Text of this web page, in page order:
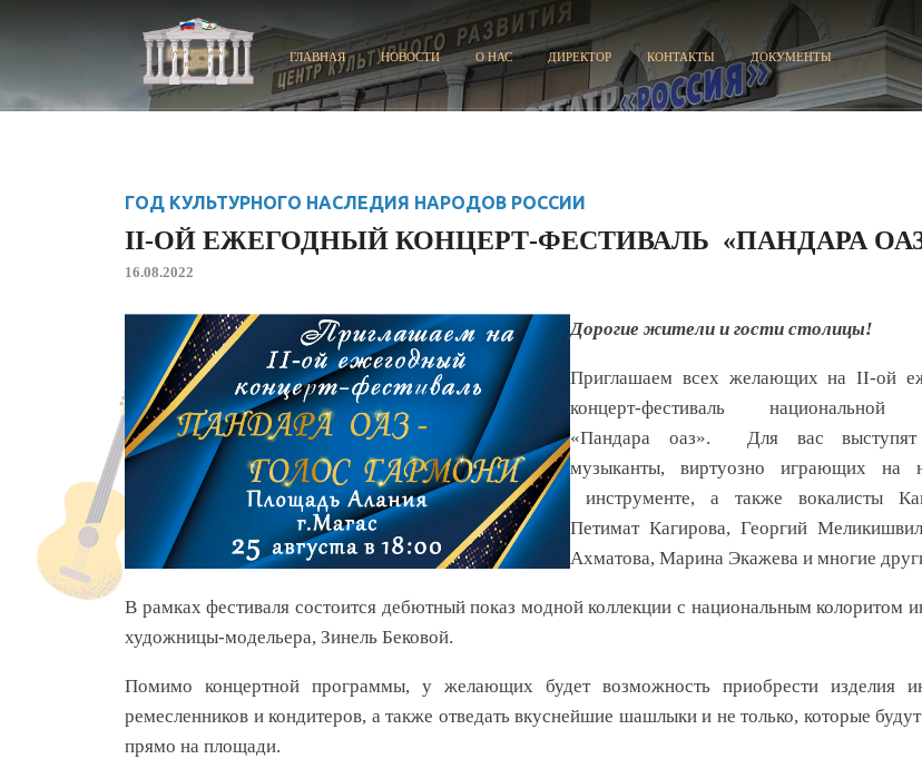
ГЛАВНАЯ НОВОСТИ О НАС ДИРЕКТОР КОНТАКТЫ ДОКУМЕНТЫ
ГОД КУЛЬТУРНОГО НАСЛЕДИЯ НАРОДОВ РОССИИ
II-ОЙ ЕЖЕГОДНЫЙ КОНЦЕРТ-ФЕСТИВАЛЬ ​ «ПАНДАРА
16.08.2022
Дорогие жители и гости столицы!
Приглашаем всех желающих​ наII-ой
концерт-фестиваль национальной
«Пандара оаз». Для вас
музыканты, виртуозно играющих на
инструменте, а также вокалисты
Петимат Кагирова, Георгий
Ахматова, Марина Экажева и многие
В рамках фестиваля состоится дебютный показ модной коллекции с национальным колоритом
художницы-модельера, Зинель Бековой.
Помимо концертной программы, у желающих будет возможность приобрести изделия
ремесленников и кондитеров, а также отведать вкуснейшие шашлыки и не только, которые будут
прямо на площади.